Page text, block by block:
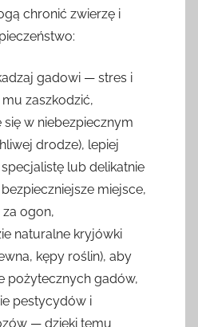
chronić zwierzę i
gadowi — stres i
zaszkodzić,
w niebezpiecznym
drodze), lepiej
lub delikatnie
miejsce,
ogon,
naturalne kryjówki
kępy roślin), aby
pożytecznych gadów,
pestycydów i
— dzięki temu